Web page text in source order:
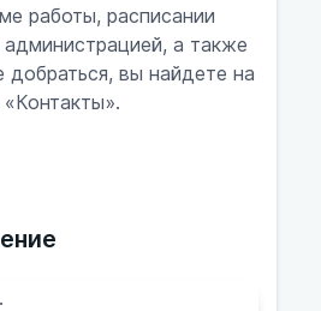
работы, расписании
а также
вы найдете на